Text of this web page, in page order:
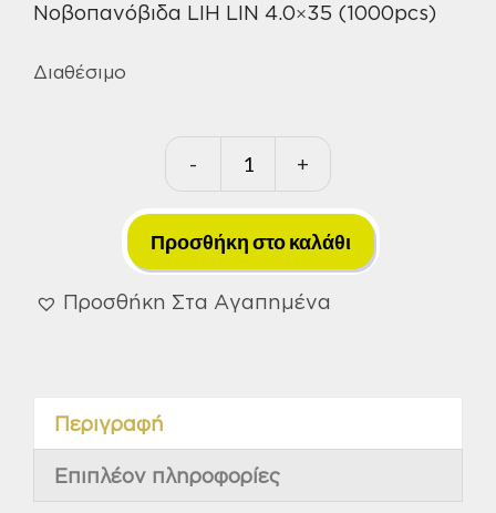
Νοβοπανόβιδα LIH LIN 4.0×35 (1000pcs)
Διαθέσιμο
-
Νοβοπανόβιδα
LIH
LIN
4.0x35
(1000pcs)
+
Προσθήκη στο καλάθι
Προσθήκη Στα Αγαπημένα
Περιγραφή
Επιπλέον πληροφορίες